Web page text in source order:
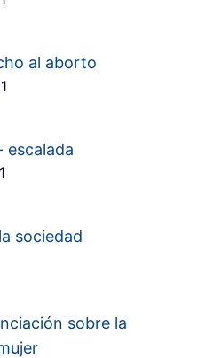
al aborto
1
escalada
1
sociedad
sobre la